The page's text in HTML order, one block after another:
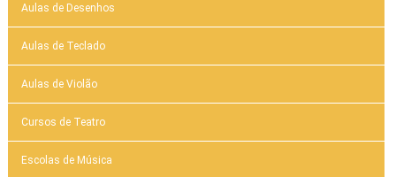
Aulas de Desenhos
Aulas de Teclado
Aulas de Violão
Cursos de Teatro
Escolas de Música